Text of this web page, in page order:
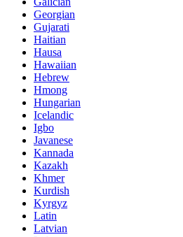
Georgian
Gujarati
Haitian
Hausa
Hawaiian
Hebrew
Hmong
Hungarian
Icelandic
Igbo
Javanese
Kannada
Kazakh
Khmer
Kurdish
Kyrgyz
Latin
Latvian